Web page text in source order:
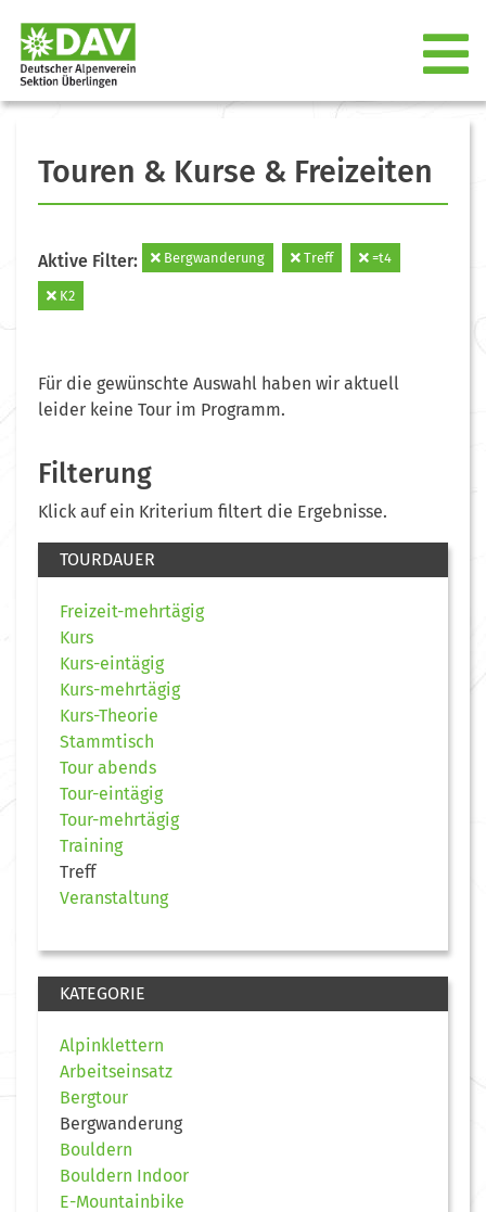
Touren & Kurse & Freizeiten
Aktive Filter: Bergwanderung Treff =t4
K2
Für die gewünschte Auswahl haben wir aktuell
leider keine Tour im Programm.
Filterung
Klick auf ein Kriterium filtert die Ergebnisse.
TOURDAUER
Freizeit-mehrtägig
Kurs
Kurs-eintägig
Kurs-mehrtägig
Kurs-Theorie
Stammtisch
Tour abends
Tour-eintägig
Tour-mehrtägig
Training
Treff
Veranstaltung
KATEGORIE
Alpinklettern
Arbeitseinsatz
Bergtour
Bergwanderung
Bouldern
Bouldern Indoor
E-Mountainbike